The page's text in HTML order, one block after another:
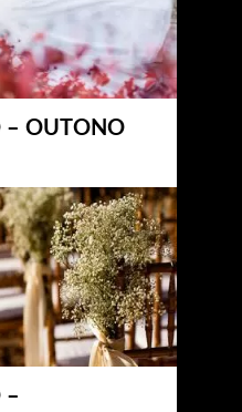
– OUTONO
–